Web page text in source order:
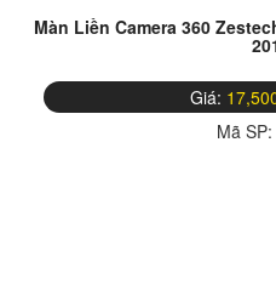
Màn Liền Camera 360
Giá:
Mã SP: